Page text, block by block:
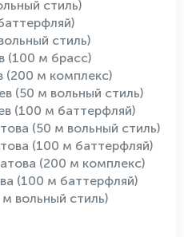
стиль)
стиль)
(100 м брасс)
(200 м комплекс)
(50 м вольный стиль)
(100 м баттерфляй)
(50 м вольный стиль)
(100 м баттерфляй)
(200 м комплекс)
(100 м баттерфляй)
вольный стиль)